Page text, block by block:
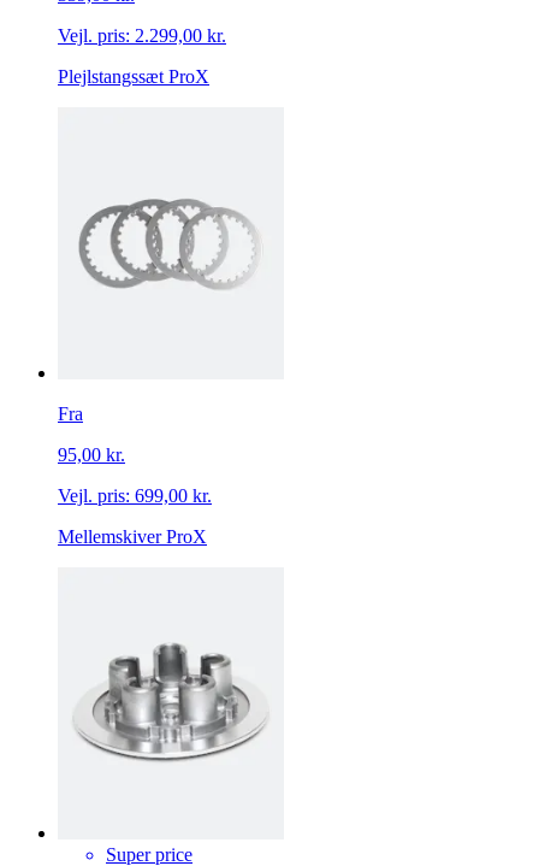
Vejl. pris: 2.299,00 kr.
Plejlstangssæt ProX
Fra
95,00 kr.
Vejl. pris: 699,00 kr.
Mellemskiver ProX
Super price